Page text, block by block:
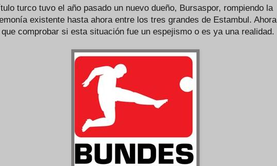
turco tuvo el año pasado un nuevo dueño, Bursaspor, rompiendo la
existente hasta ahora entre los tres grandes de Estambul. Ahora
que comprobar si esta situación fue un espejismo o es ya una realidad.